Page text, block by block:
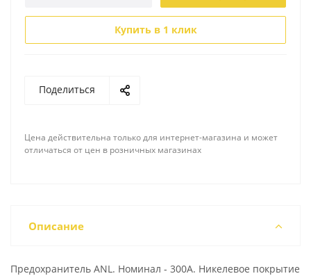
Купить в 1 клик
Поделиться
Цена действительна только для интернет-магазина и может
отличаться от цен в розничных магазинах
Описание
Предохранитель ANL. Номинал - 300А. Никелевое покрытие